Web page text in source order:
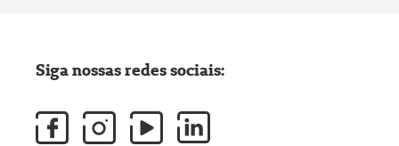
Siga nossas redes sociais: